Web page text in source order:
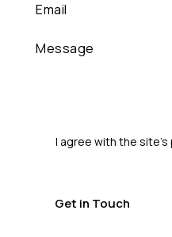
I agree with the site’s